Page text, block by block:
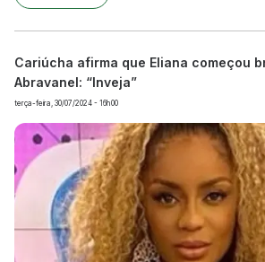
Cariúcha afirma que Eliana começou
Abravanel: “Inveja”
terça-feira, 30/07/2024 - 16h00